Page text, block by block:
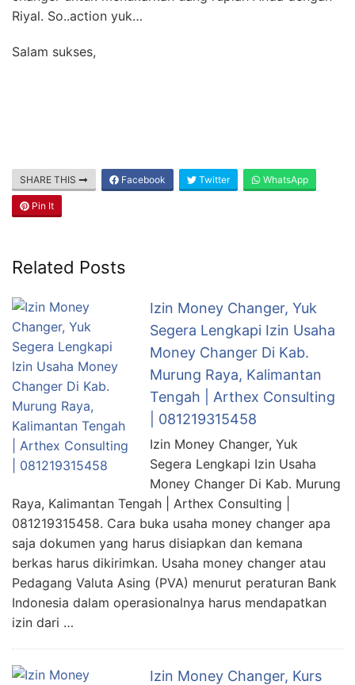
Riyal. So..action yuk…
Salam sukses,
SHARE THIS Facebook Twitter WhatsApp
Pin It
Related Posts
Izin Money Changer, Yuk
Segera Lengkapi Izin Usaha
Money Changer Di Kab.
Murung Raya, Kalimantan
Tengah | Arthex Consulting
| 081219315458
Izin Money Changer, Yuk
Segera Lengkapi Izin Usaha
Money Changer Di Kab. Murung
Raya, Kalimantan Tengah | Arthex Consulting |
081219315458. Cara buka usaha money changer apa
saja dokumen yang harus disiapkan dan kemana
berkas harus dikirimkan. Usaha money changer atau
Pedagang Valuta Asing (PVA) menurut peraturan Bank
Indonesia dalam operasionalnya harus mendapatkan
izin dari …
Izin Money Changer, Kurs